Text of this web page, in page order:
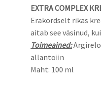
EXTRA COMPLEX
Erakordselt rikas
aitab see väsinud,
Toimeained:
allantoiin
Maht: 100 ml